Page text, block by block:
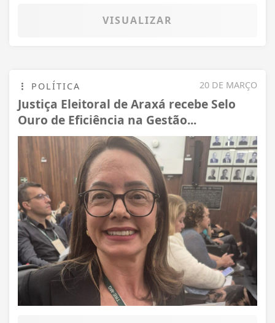
VISUALIZAR
20 DE MARÇO
POLÍTICA
Justiça Eleitoral de Araxá recebe Selo
Ouro de Eficiência na Gestão...